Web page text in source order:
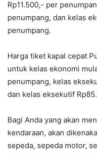
Rp11.500,- per
penumpang, dan kelas
penumpang.
Harga tiket kapal cepat
untuk kelas ekonomi
penumpang, kelas
dan kelas eksekutif
Bagi Anda yang akan
kendaraan, akan
sepeda, sepeda motor,